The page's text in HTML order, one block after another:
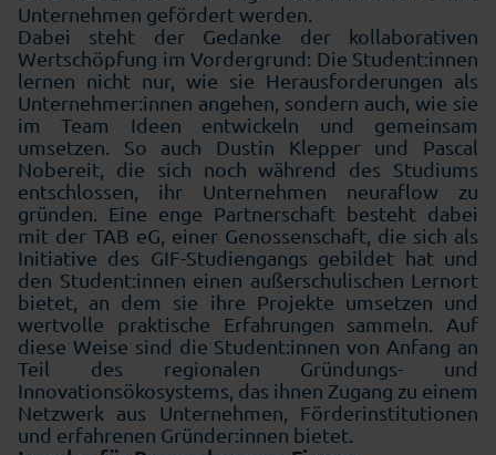
Unternehmen gefördert werden.
Dabei steht der Gedanke der kollaborativen
Wertschöpfung im Vordergrund: Die Student:innen
lernen nicht nur, wie sie Herausforderungen als
Unternehmer:innen angehen, sondern auch, wie sie
im Team Ideen entwickeln und gemeinsam
umsetzen. So auch Dustin Klepper und Pascal
Nobereit, die sich noch während des Studiums
entschlossen, ihr Unternehmen neuraflow zu
gründen. Eine enge Partnerschaft besteht dabei
mit der TAB eG, einer Genossenschaft, die sich als
Initiative des GIF-Studiengangs gebildet hat und
den Student:innen einen außerschulischen Lernort
bietet, an dem sie ihre Projekte umsetzen und
wertvolle praktische Erfahrungen sammeln. Auf
diese Weise sind die Student:innen von Anfang an
Teil des regionalen Gründungs- und
Innovationsökosystems, das ihnen Zugang zu einem
Netzwerk aus Unternehmen, Förderinstitutionen
und erfahrenen Gründer:innen bietet.